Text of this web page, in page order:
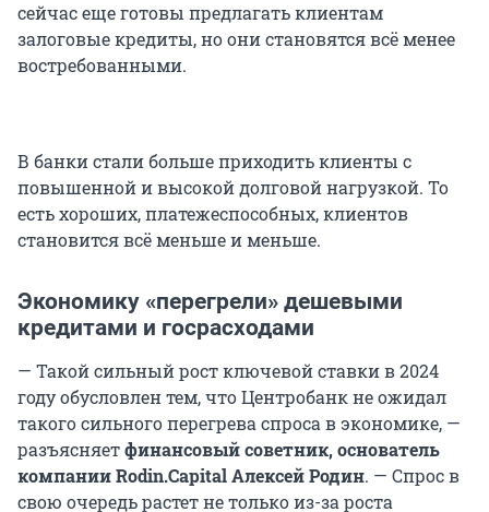
сейчас еще готовы предлагать клиентам
залоговые кредиты, но они становятся всё менее
востребованными.
В банки стали больше приходить клиенты с
повышенной и высокой долговой нагрузкой. То
есть хороших, платежеспособных, клиентов
становится всё меньше и меньше.
Экономику «перегрели» дешевыми
кредитами и госрасходами
— Такой сильный рост ключевой ставки в 2024
году обусловлен тем, что Центробанк не ожидал
такого сильного перегрева спроса в экономике, —
разъясняетфинансовый советник, основатель
компании Rodin.Capital Алексей Родин. — Спрос в
свою очередь растет не только из-за роста